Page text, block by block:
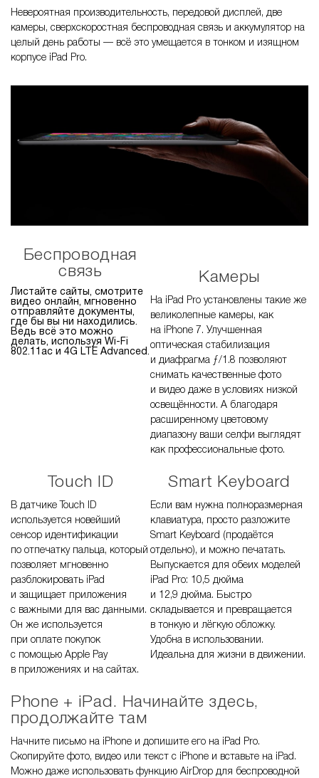
Невероятная производительность, передовой дисплей, две
камеры, сверхскоростная беспроводная связь и аккумулятор на
целый день работы — всё это умещается в тонком и изящном
корпусе iPad Pro.
Беспроводная
связь
Листайте сайты, смотрите
видео онлайн, мгновенно
отправляйте документы,
где бы вы ни находились.
Ведь всё это можно
делать, используя Wi-Fi
802.11ac и 4G LTE Advanced.
Камеры
На iPad Pro установлены такие же
великолепные камеры, как
на iPhone 7. Улучшенная
оптическая стабилизация
и диафрагма ƒ/1.8 позволяют
снимать качественные фото
и видео даже в условиях низкой
освещённости. А благодаря
расширенному цветовому
диапазону ваши селфи выглядят
как профессиональные фото.
Touch ID
В датчике Touch ID
используется новейший
сенсор идентификации
по отпечатку пальца, который
позволяет мгновенно
разблокировать iPad
и защищает приложения
с важными для вас данными.
Он же используется
при оплате покупок
с помощью Apple Pay
в приложениях и на cайтах.
Smart Keyboard
Если вам нужна полноразмерная
клавиатура, просто разложите
Smart Keyboard (продаётся
отдельно), и можно печатать.
Выпускается для обеих моделей
iPad Pro: 10,5 дюйма
и 12,9 дюйма. Быстро
складывается и превращается
в тонкую и лёгкую обложку.
Удобна в использовании.
Идеальна для жизни в движении.
Phone + iPad. Начинайте здесь,
продолжайте там
Начните письмо на iPhone и допишите его на iPad Pro.
Скопируйте фото, видео или текст с iPhone и вставьте на iPad.
Можно даже использовать функцию AirDrop для беспроводной